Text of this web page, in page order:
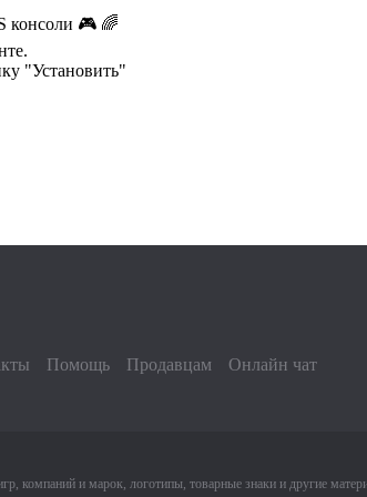
консоли 🎮 🌈
"Установить"
Помощь Продавцам Онлайн чат
компаний и марок, логотипы, товарные знаки и другие